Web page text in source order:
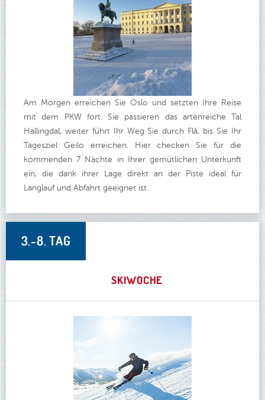
Am Morgen erreichen Sie Oslo und setzten Ihre Reise
mit dem PKW fort. Sie passieren das artenreiche Tal
Hallingdal, weiter führt Ihr Weg Sie durch Flå, bis Sie Ihr
Tagesziel Geilo erreichen. Hier checken Sie für die
kommenden 7 Nächte in Ihrer gemütlichen Unterkunft
ein, die dank ihrer Lage direkt an der Piste ideal für
Langlauf und Abfahrt geeignet ist.
3.-8. TAG
SKIWOCHE